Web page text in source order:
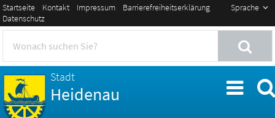
Sprache
Startseite Kontakt Impressum
Barrierefreiheitserklärung
Datenschutz
Stadt
Heidenau